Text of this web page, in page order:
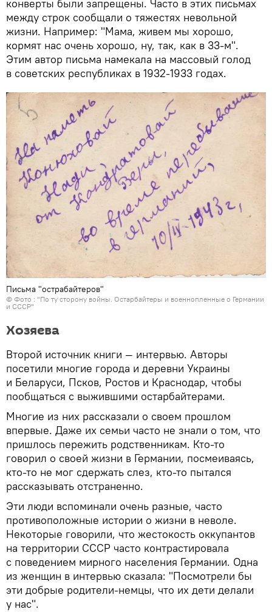
конверты были запрещены. Часто в этих письмах
между строк сообщали о тяжестях невольной
жизни. Например: "Мама, живем мы хорошо,
кормят нас очень хорошо, ну, так, как в 33-м".
Этим автор письма намекала на массовый голод
в советских республиках в 1932-1933 годах.
Письма "острабайтеров"
© Фото : "По ту сторону войны. Остарбайтеры и военнопленные о Германии
и СССР"
Хозяева
Второй источник книги — интервью. Авторы
посетили многие города и деревни Украины
и Беларуси, Псков, Ростов и Краснодар, чтобы
пообщаться с выжившими остарбайтерами.
Многие из них рассказали о своем прошлом
впервые. Даже их семьи часто не знали о том, что
пришлось пережить родственникам. Кто-то
говорил о своей жизни в Германии, посмеиваясь,
кто-то не мог сдержать слез, кто-то пытался
рассказывать отстраненно.
Эти люди вспоминали очень разные, часто
противоположные истории о жизни в неволе.
Некоторые говорили, что жестокость оккупантов
на территории СССР часто контрастировала
с поведением мирного населения Германии. Одна
из женщин в интервью сказала: "Посмотрели бы
эти добрые родители-немцы, что их дети делали
у нас".